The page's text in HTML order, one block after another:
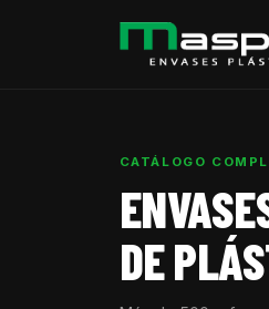
CATÁLOGO
DE